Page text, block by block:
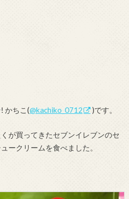
かちこ(@kachiko_0712 )です。
が買ってきたセブンイレブンのセ
ークリームを食べました。